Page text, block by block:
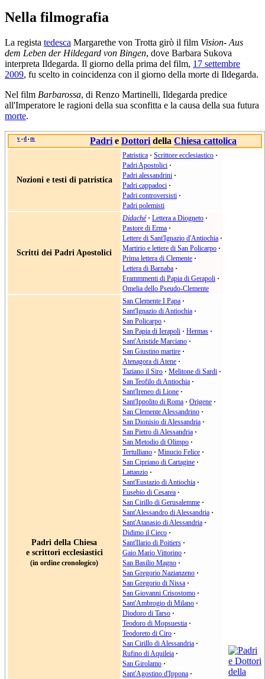
Nella filmografia
La regista tedesca Margarethe von Trotta girò il film Vision- Aus
dem Leben der Hildegard von Bingen, dove Barbara Sukova
interpreta Ildegarda. Il giorno della prima del film, 17 settembre
2009, fu scelto in coincidenza con il giorno della morte di Ildegarda.
Nel film Barbarossa, di Renzo Martinelli, Ildegarda predice
all'Imperatore le ragioni della sua sconfitta e la causa della sua futura
morte.
v • d • m Padri eDottori dellaChiesa cattolica
Nozioni e testi di patristica
Patristica · Scrittore ecclesiastico ·
Padri Apostolici ·
Padri alessandrini ·
Padri cappadoci ·
Padri controversisti ·
Padri polemisti
Scritti dei Padri Apostolici
Didaché· Lettera a Diogneto ·
Pastore di Erma ·
Lettere di Sant'Ignazio d'Antiochia ·
Martirio e lettere di San Policarpo ·
Prima lettera di Clemente ·
Lettera di Barnaba ·
Frammmenti di Papia di Gerapoli ·
Omelia dello Pseudo-Clemente
Padri della Chiesa
e scrittori ecclesiastici
(in ordine cronologico)
San Clemente I Papa ·
Sant'Ignazio di Antiochia ·
San Policarpo ·
San Papia di Ierapoli · Hermas ·
Sant'Aristide Marciano ·
San Giustino martire ·
Atenagora di Atene ·
Taziano il Siro · Melitone di Sardi ·
San Teofilo di Antiochia ·
Sant'Ireneo di Lione ·
Sant'Ippolito di Roma · Origene ·
San Clemente Alessandrino ·
San Dionisio di Alessandria ·
San Pietro di Alessandria ·
San Metodio di Olimpo ·
Tertulliano · Minucio Felice ·
San Cipriano di Cartagine ·
Lattanzio ·
Sant'Eustazio di Antiochia ·
Eusebio di Cesarea ·
San Cirillo di Gerusalemme ·
Sant'Alessandro di Alessandria ·
Sant'Atanasio di Alessandria ·
Didimo il Cieco ·
Sant'Ilario di Poitiers ·
Gaio Mario Vittorino ·
San Basilio Magno ·
San Gregorio Nazianzeno ·
San Gregorio di Nissa ·
San Giovanni Crisostomo ·
Sant'Ambrogio di Milano ·
Diodoro di Tarso ·
Teodoro di Mopsuestia ·
Teodoreto di Ciro ·
San Cirillo di Alessandria ·
Rufino di Aquileia ·
San Girolamo ·
Sant'Agostino d'Ippona ·